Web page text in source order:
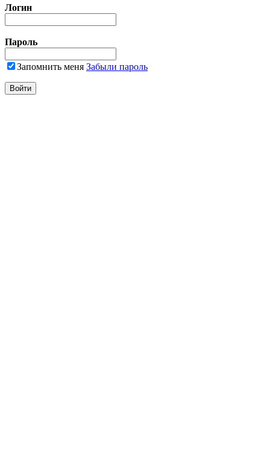
Логин
Пароль
Запомнить меня Забыли пароль